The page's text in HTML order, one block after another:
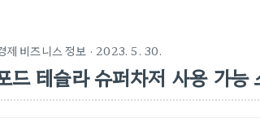
제 비즈니스 정보 · 2023. 5. 30.
드 테슬라 슈퍼차저 사용 가능